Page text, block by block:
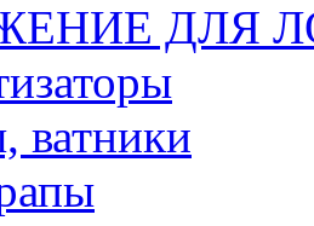
ДЛЯ
ватники